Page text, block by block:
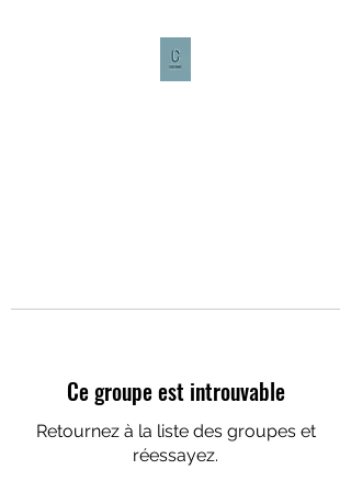
Ce groupe est introuvable
Retournez à la liste des groupes et
réessayez.